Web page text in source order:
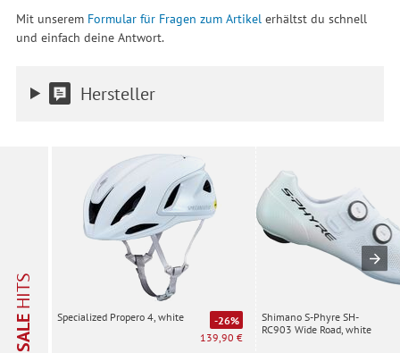
Mit unserem Formular für Fragen zum Artikelerhältst du schnell
und einfach deine Antwort.
Hersteller
SALE
HITS
Specialized Propero 4, white
-26%
139,90 €
Shimano S-Phyre SH-
RC903 Wide Road, white